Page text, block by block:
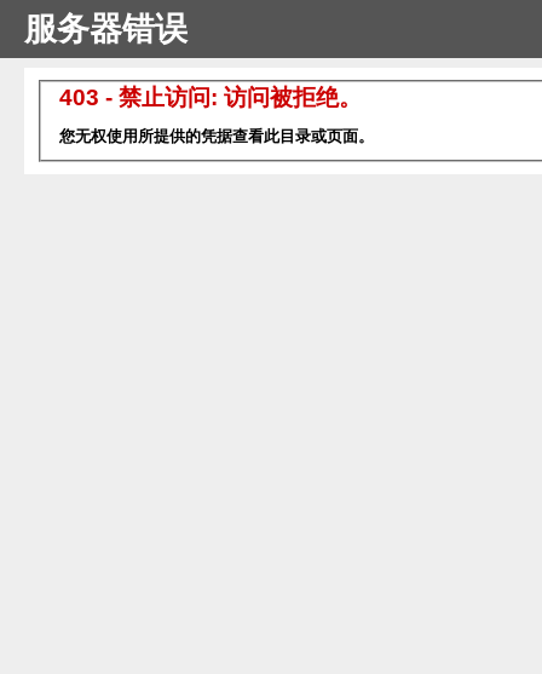
服务器错误
403 - 禁止访问: 访问被拒绝。
您无权使用所提供的凭据查看此目录或页面。